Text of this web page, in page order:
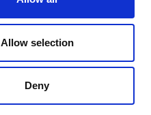
Allow selection
Deny